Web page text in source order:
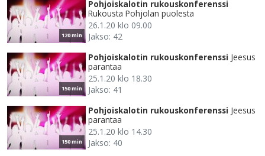
120 min
Pohjoiskalotin rukouskonferenssi
Rukousta Pohjolan puolesta
26.1.20 klo 09.00
Jakso: 42
150 min
Pohjoiskalotin rukouskonferenssi Jeesus
parantaa
25.1.20 klo 18.30
Jakso: 41
150 min
Pohjoiskalotin rukouskonferenssi Jeesus
parantaa
25.1.20 klo 14.30
Jakso: 40